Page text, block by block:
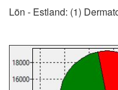
Lön - Estland: (1)